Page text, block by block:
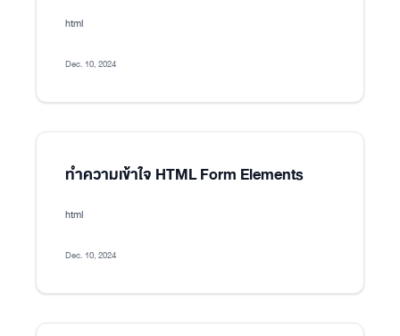
html
Dec. 10, 2024
ทำความเข้าใจ HTML Form Elements
html
Dec. 10, 2024